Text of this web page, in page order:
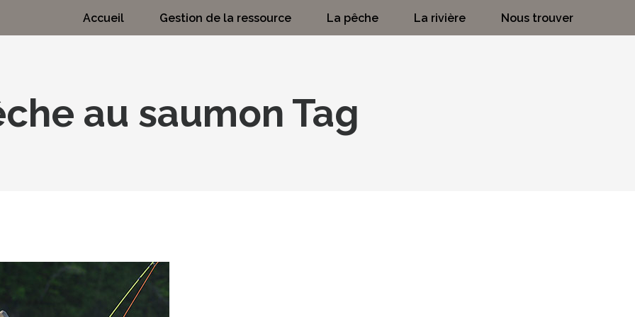
Accueil Gestion de la ressource La pêche La rivière Nous trouver
au saumon Tag